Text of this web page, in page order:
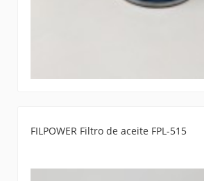
FILPOWER Filtro de aceite FPL-515